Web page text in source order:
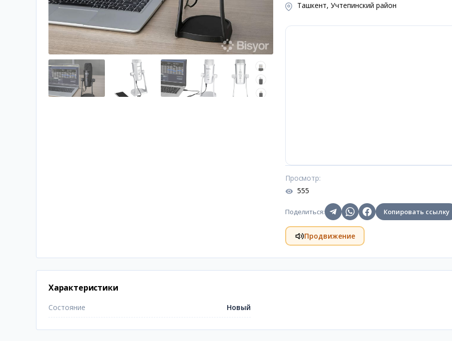
Ташкент, Учтепинский район
Просмотр:
555
Поделиться: Копировать ссылку
Продвижение
Характеристики
Состояние Новый